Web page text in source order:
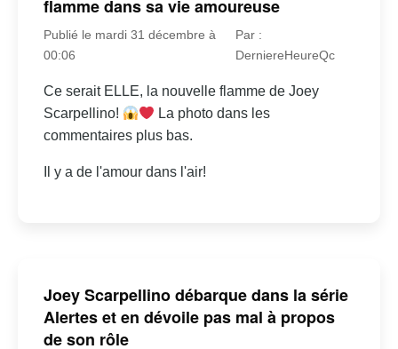
flamme dans sa vie amoureuse
Publié le mardi 31 décembre à
00:06
Par :
DerniereHeureQc
Ce serait ELLE, la nouvelle flamme de Joey
Scarpellino!
La photo dans les
commentaires plus bas.
Il y a de l'amour dans l'air!
Joey Scarpellino débarque dans la série
Alertes et en dévoile pas mal à propos
de son rôle